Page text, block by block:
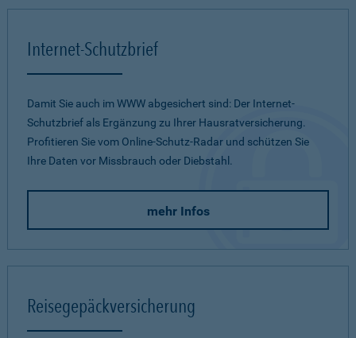
Internet-Schutzbrief
Damit Sie auch im WWW abgesichert sind: Der Internet-
Schutzbrief als Ergänzung zu Ihrer Hausratversicherung.
Profitieren Sie vom Online-Schutz-Radar und schützen Sie
Ihre Daten vor Missbrauch oder Diebstahl.
mehr Infos
Reisegepäckversicherung